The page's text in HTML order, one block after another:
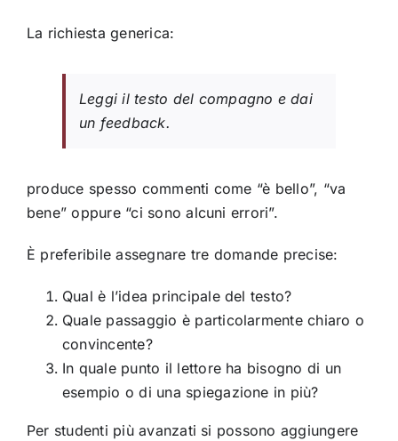
La richiesta generica:
Leggi il testo del compagno e dai
un feedback.
produce spesso commenti come “è bello”, “va
bene” oppure “ci sono alcuni errori”.
È preferibile assegnare tre domande precise:
Qual è l’idea principale del testo?
Quale passaggio è particolarmente chiaro o
convincente?
In quale punto il lettore ha bisogno di un
esempio o di una spiegazione in più?
Per studenti più avanzati si possono aggiungere